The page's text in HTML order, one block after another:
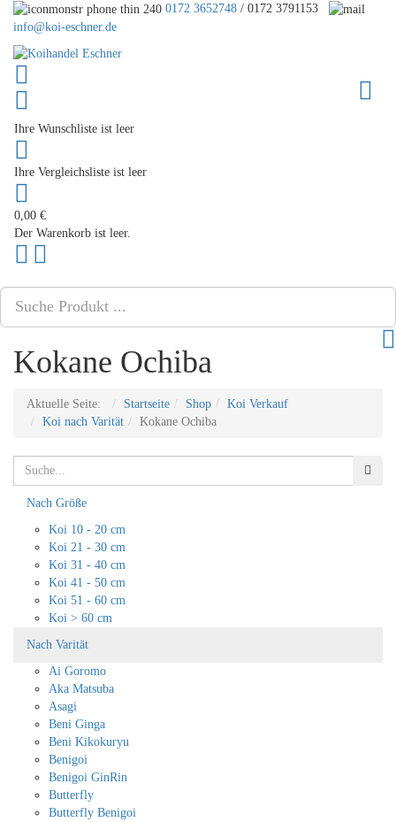
0172 3652748 / 0172 3791153
info@koi-eschner.de
Toggle
Ihre Wunschliste ist leer
Ihre Vergleichsliste ist leer
0,00 €
Der Warenkorb ist leer.
Nach
oben
scrollen
PLG_SYSTEM_VPFRAMEWORK_SCROLL_TO_BOTTOM
Kokane Ochiba
Aktuelle Seite: Startseite Shop
Koi Verkauf
Koi nach Varität
Kokane Ochiba
Suchen
Nach Größe
Koi 10 - 20 cm
Koi 21 - 30 cm
Koi 31 - 40 cm
Koi 41 - 50 cm
Koi 51 - 60 cm
Koi > 60 cm
Nach Varität
Ai Goromo
Aka Matsuba
Asagi
Beni Ginga
Beni Kikokuryu
Benigoi
Benigoi GinRin
Butterfly
Butterfly Benigoi